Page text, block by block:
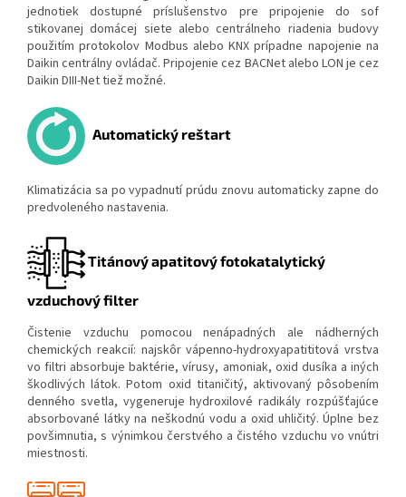
jednotiek dostupné príslušenstvo pre pripojenie do sof
stikovanej domácej siete alebo centrálneho riadenia budovy
použitím protokolov Modbus alebo KNX prípadne napojenie na
Daikin centrálny ovládač. Pripojenie cez BACNet alebo LON je cez
Daikin DIII-Net tiež možné.
Automatický reštart
Klimatizácia sa po vypadnutí prúdu znovu automaticky zapne do
predvoleného nastavenia.
Titánový apatitový fotokatalytický
vzduchový filter
Čistenie vzduchu pomocou nenápadných ale nádherných
chemických reakcií: najskôr vápenno-hydroxyapatititová vrstva
vo filtri absorbuje baktérie, vírusy, amoniak, oxid dusíka a iných
škodlivých látok. Potom oxid titaničitý, aktivovaný pôsobením
denného svetla, vygeneruje hydroxilové radikály rozpúšťajúce
absorbované látky na neškodnú vodu a oxid uhličitý. Úplne bez
povšimnutia, s výnimkou čerstvého a čistého vzduchu vo vnútri
miestnosti.